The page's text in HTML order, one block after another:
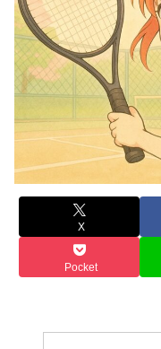
X
Pocket